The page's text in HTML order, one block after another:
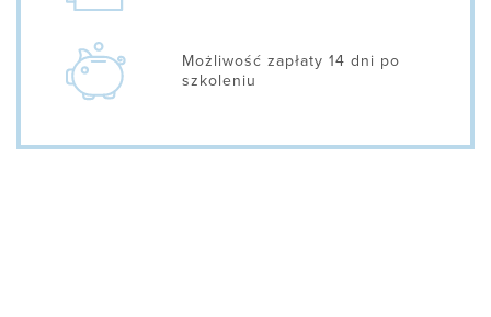
Możliwość zapłaty 14 dni po
szkoleniu